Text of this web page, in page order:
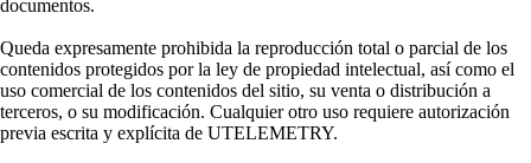
documentos.
Queda expresamente prohibida la reproducción total o parcial de los
contenidos protegidos por la ley de propiedad intelectual, así como el
uso comercial de los contenidos del sitio, su venta o distribución a
terceros, o su modificación. Cualquier otro uso requiere autorización
previa escrita y explícita de UTELEMETRY.